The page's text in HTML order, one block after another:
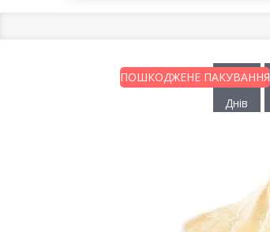
ПОШКОДЖЕНЕ ПАКУВАННЯ
00
Днів